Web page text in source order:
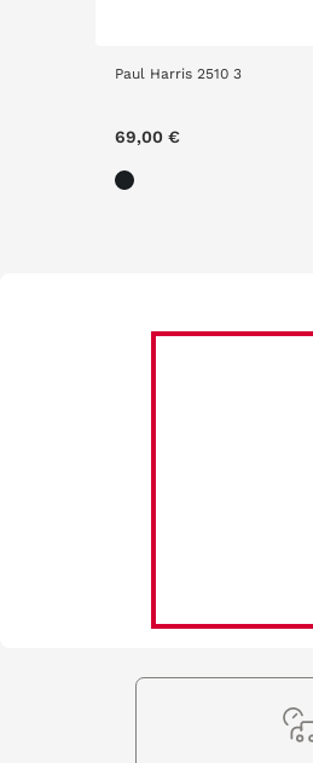
Paul Harris 2510 3
69,00 €